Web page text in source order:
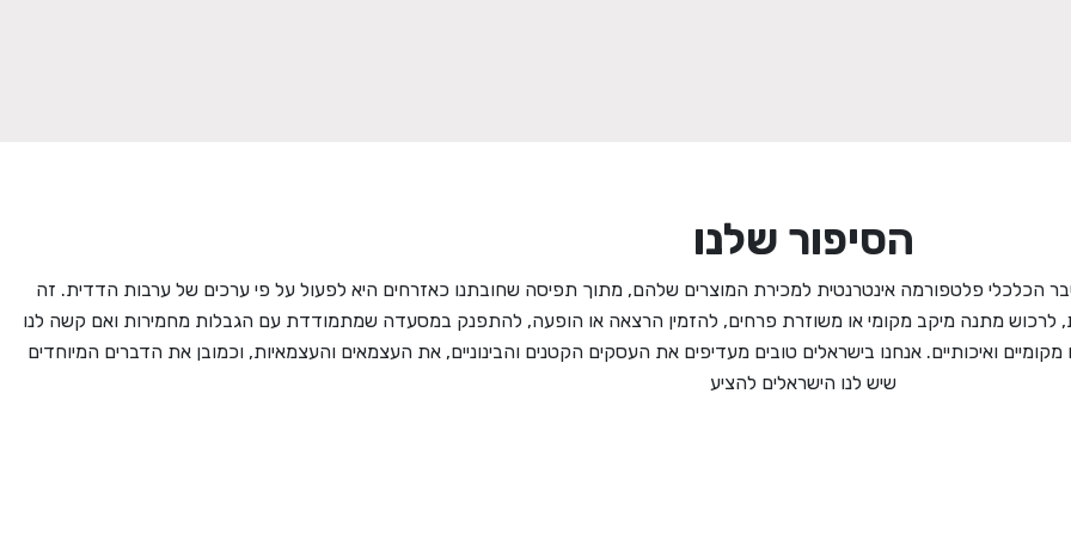
הסיפור שלנו
הכלכלי פלטפורמה אינטרנטית למכירת המוצרים שלהם, מתוך תפיסה שחובתנו כאזרחים היא לפעול על פי ערכים של ערבות הדדית. זה
לרכוש מתנה מיקב מקומי או משוזרת פרחים, להזמין הרצאה או הופעה, להתפנק במסעדה שמתמודדת עם הגבלות מחמירות ואם קשה לנו
ואיכותיים. אנחנו בישראלים טובים מעדיפים את העסקים הקטנים והבינוניים, את העצמאים והעצמאיות, וכמובן את הדברים המיוחדים
שיש לנו הישראלים להציע